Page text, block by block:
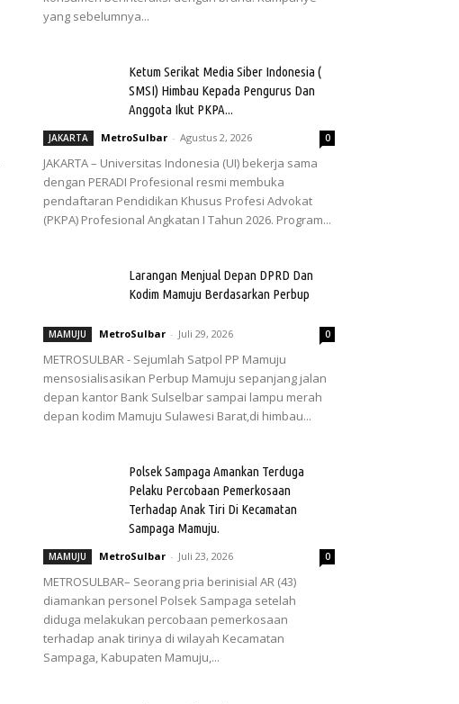
yang sebelumnya...
Ketum Serikat Media Siber Indonesia (
SMSI) Himbau Kepada Pengurus Dan
Anggota Ikut PKPA...
JAKARTA MetroSulbar - Agustus 2, 2026 0
JAKARTA – Universitas Indonesia (UI) bekerja sama
dengan PERADI Profesional resmi membuka
pendaftaran Pendidikan Khusus Profesi Advokat
(PKPA) Profesional Angkatan I Tahun 2026. Program...
Larangan Menjual Depan DPRD Dan
Kodim Mamuju Berdasarkan Perbup
MAMUJU MetroSulbar - Juli 29, 2026 0
METROSULBAR - Sejumlah Satpol PP Mamuju
mensosialisasikan Perbup Mamuju sepanjang jalan
depan kantor Bank Sulselbar sampai lampu merah
depan kodim Mamuju Sulawesi Barat,di himbau...
Polsek Sampaga Amankan Terduga
Pelaku Percobaan Pemerkosaan
Terhadap Anak Tiri Di Kecamatan
Sampaga Mamuju.
MAMUJU MetroSulbar - Juli 23, 2026 0
METROSULBAR– Seorang pria berinisial AR (43)
diamankan personel Polsek Sampaga setelah
diduga melakukan percobaan pemerkosaan
terhadap anak tirinya di wilayah Kecamatan
Sampaga, Kabupaten Mamuju,...